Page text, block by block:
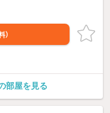
）
部屋を見る